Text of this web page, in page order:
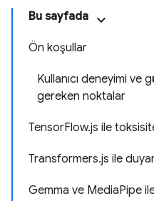
Bu sayfada
Ön koşullar
Kullanıcı deneyimi ve
gereken noktalar
TensorFlow.js ile
Transformers.js ile
Gemma ve MediaPipe